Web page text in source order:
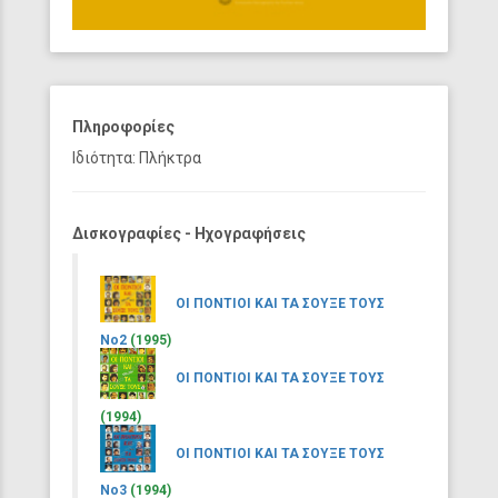
Πληροφορίες
Ιδιότητα: Πλήκτρα
Δισκογραφίες - Ηχογραφήσεις
ΟΙ ΠΟΝΤΙΟΙ ΚΑΙ ΤΑ ΣΟΥΞΕ ΤΟΥΣ
Νο2 (1995)
ΟΙ ΠΟΝΤΙΟΙ ΚΑΙ ΤΑ ΣΟΥΞΕ ΤΟΥΣ
(1994)
ΟΙ ΠΟΝΤΙΟΙ ΚΑΙ ΤΑ ΣΟΥΞΕ ΤΟΥΣ
Νο3 (1994)